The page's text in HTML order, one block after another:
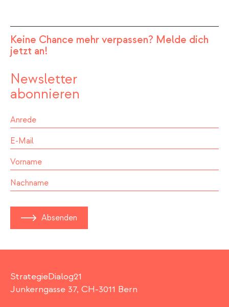
Keine Chance mehr verpassen? Melde dich
jetzt an!
Newsletter
abonnieren
Absenden
StrategieDialog21
Junkerngasse 37, CH-3011 Bern